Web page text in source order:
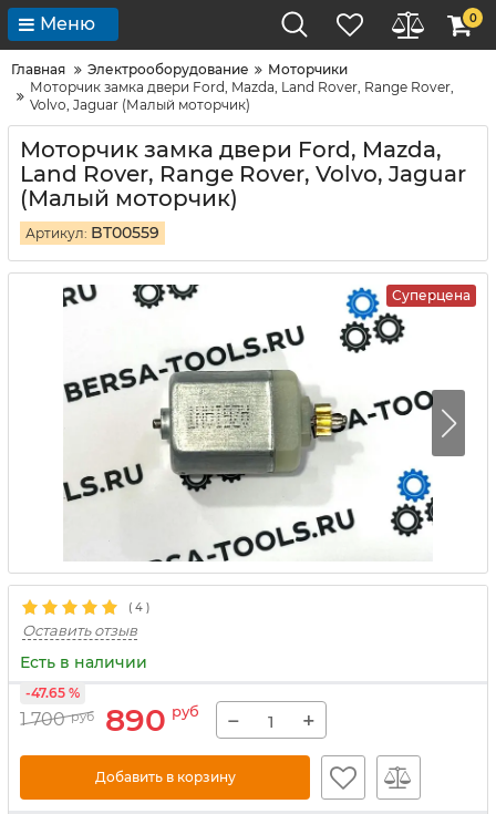
Меню 0
Главная Электрооборудование
Моторчики
Моторчик замка двери Ford, Mazda, Land Rover, Range Rover,
Volvo, Jaguar (Малый моторчик)
Моторчик замка двери Ford, Mazda,
Land Rover, Range Rover, Volvo, Jaguar
(Малый моторчик)
Артикул: BT00559
Суперцена
( 4 )
Оставить отзыв
Есть в наличии
1 700 руб 890 руб
-47.65 %
− +
Добавить в корзину